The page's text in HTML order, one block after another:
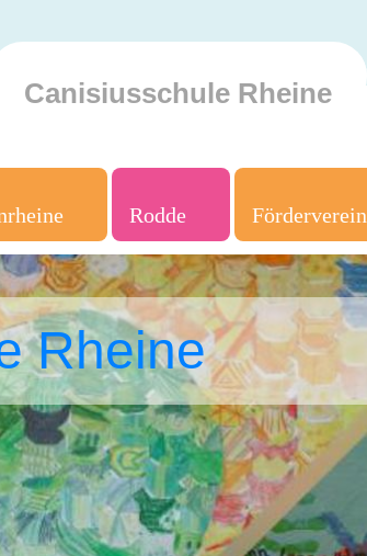
Canisiusschule Rheine
Rodde Förderverein
Rheine